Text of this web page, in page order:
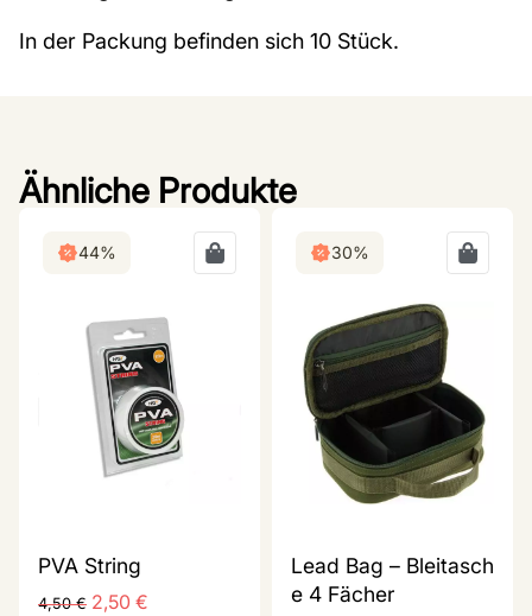
In der Packung befinden sich 10 Stück.
Ähnliche Produkte
44%
PVA String
4,50€ 2,50 €
30%
Lead Bag – Bleitasch
e 4 Fächer